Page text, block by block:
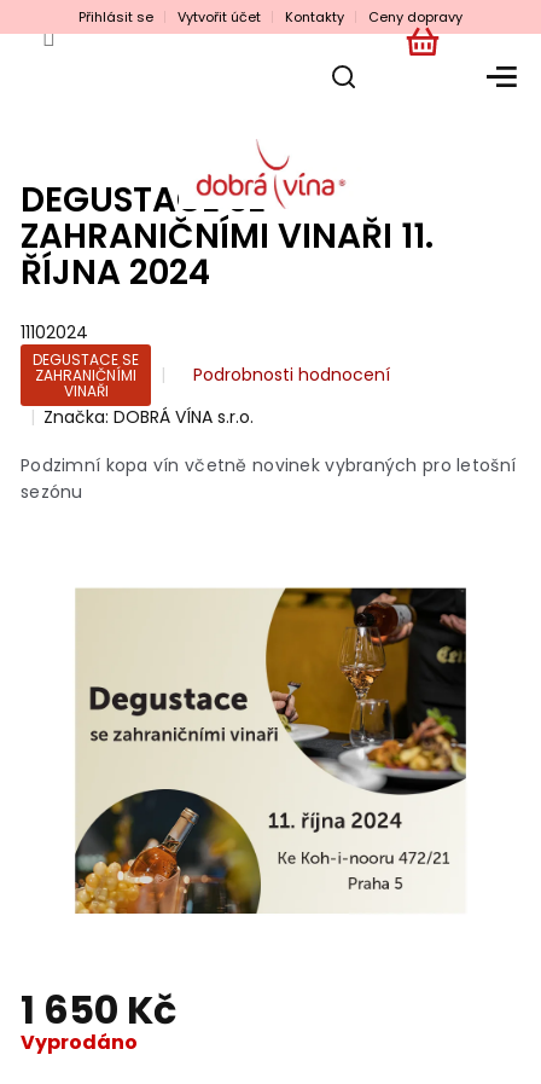
na
Přihlásit se Vytvořit účet Kontakty Ceny dopravy
NÁKUPNÍ
DEGUSTACE SE
ZAHRANIČNÍMI VINAŘI 11.
ŘÍJNA 2024
11102024
DEGUSTACE SE
ZAHRANIČNÍMI
VINAŘI
Průměrné
produktu
0,0
Podrobnosti hodnocení
Značka:DOBRÁ VÍNA s.r.o.
Podzimní kopa vín včetně novinek vybraných pro letošní
sezónu
1 650 Kč
Vyprodáno